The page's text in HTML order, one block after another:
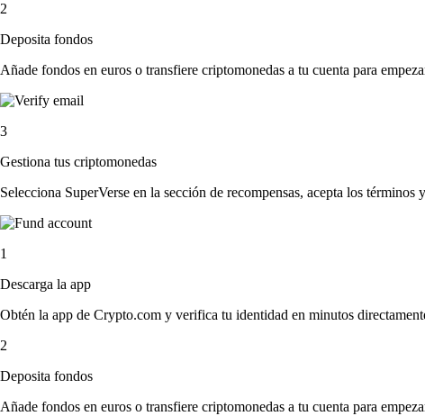
2
Deposita fondos
Añade fondos en euros o transfiere criptomonedas a tu cuenta para
3
Gestiona tus criptomonedas
Selecciona SuperVerse en la sección de recompensas, acepta los
1
Descarga la app
Obtén la app de Crypto.com y verifica tu identidad en minutos
2
Deposita fondos
Añade fondos en euros o transfiere criptomonedas a tu cuenta para